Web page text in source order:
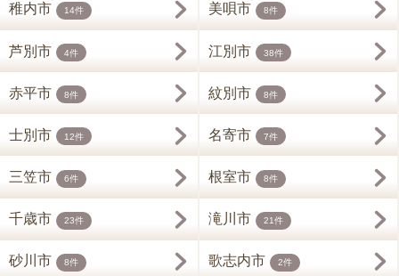
稚内市 14件 美唄市 8件
芦別市 4件 江別市 38件
赤平市 8件 紋別市 8件
士別市 12件 名寄市 7件
三笠市 6件 根室市 8件
千歳市 23件 滝川市 21件
砂川市 8件 歌志内市 2件